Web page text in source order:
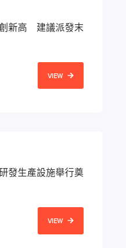
新高 建議派發末
VIEW
發生產設施舉行奠
VIEW